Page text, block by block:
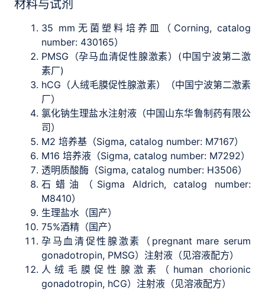
材料与试剂
35 mm无菌塑料培养皿（Corning, catalog
number: 430165）
PMSG（孕马血清促性腺激素）(中国宁波第二激
素厂)
hCG（人绒毛膜促性腺激素）（中国宁波第二激素
厂）
氯化钠生理盐水注射液（中国山东华鲁制药有限公
司）
M2 培养基（Sigma, catalog number: M7167）
M16 培养液（Sigma, catalog number: M7292）
透明质酸酶（Sigma, catalog number: H3506）
石蜡油（Sigma Aldrich, catalog number:
M8410）
生理盐水（国产）
75%酒精（国产）
孕马血清促性腺激素（pregnant mare serum
gonadotropin, PMSG）注射液（见溶液配方）
人绒毛膜促性腺激素（human chorionic
gonadotropin, hCG）注射液（见溶液配方）